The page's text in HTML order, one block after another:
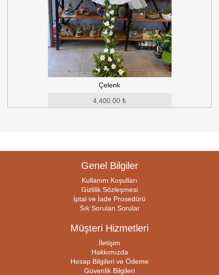
Genel Bilgiler
Kullanım Koşulları
Gizlilik Sözleşmesi
İptal ve İade Prosedürü
Sık Sorulan Sorular
Müşteri Hizmetleri
İletişim
Hakkımızda
Hesap Bilgileri ve Ödeme
Güvenlik Bilgileri